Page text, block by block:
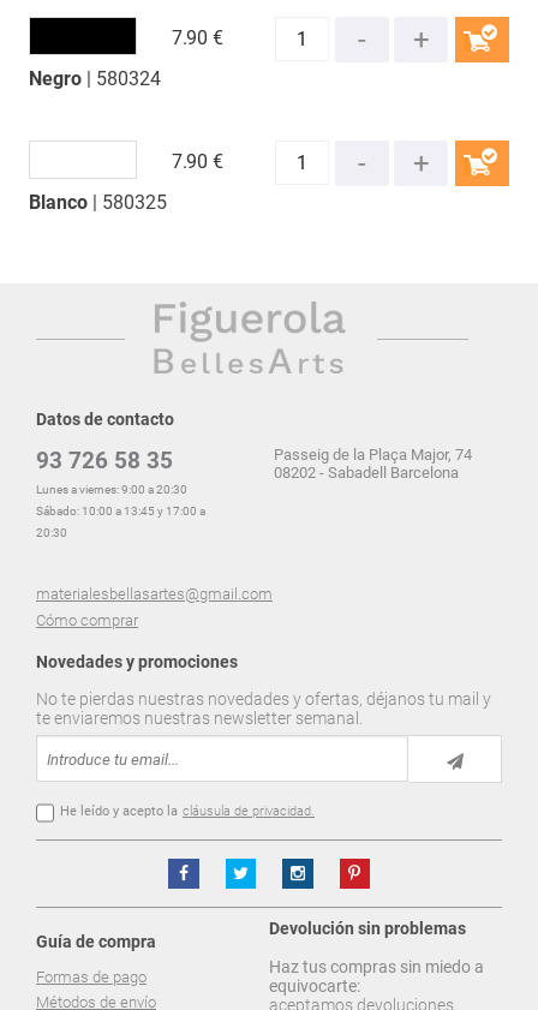
Negro| 580324
7.90 €
Blanco| 580325
7.90 €
Datos de contacto
93 726 58 35
Lunes a viernes: 9:00 a 20:30
Sábado: 10:00 a 13:45 y 17:00 a
20:30
materialesbellasartes@gmail.com
Cómo comprar
Passeig de la Plaça Major, 74
08202 - Sabadell Barcelona
Novedades y promociones
No te pierdas nuestras novedades y ofertas, déjanos tu mail y
te enviaremos nuestras newsletter semanal.
He leído y acepto la cláusula de privacidad.
Guía de compra
Formas de pago
Métodos de envío
Devolución sin problemas
Haz tus compras sin miedo a
equivocarte:
aceptamos devoluciones